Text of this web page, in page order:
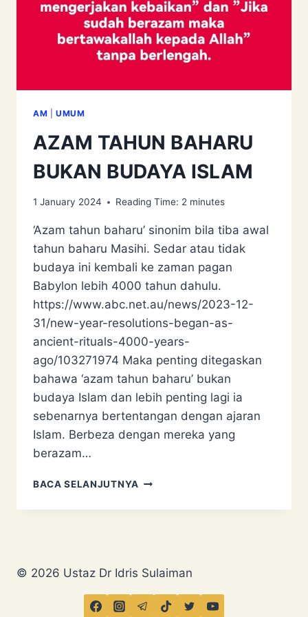
AM UMUM
AZAM TAHUN BAHARU
BUKAN BUDAYA ISLAM
1 January 2024 Reading Time: 2 minutes
‘Azam tahun baharu’ sinonim bila tiba awal
tahun baharu Masihi. Sedar atau tidak
budaya ini kembali ke zaman pagan
Babylon lebih 4000 tahun dahulu.
https://www.abc.net.au/news/2023-12-
31/new-year-resolutions-began-as-
ancient-rituals-4000-years-
ago/103271974 Maka penting ditegaskan
bahawa ‘azam tahun baharu’ bukan
budaya Islam dan lebih penting lagi ia
sebenarnya bertentangan dengan ajaran
Islam. Berbeza dengan mereka yang
berazam…
BACA SELANJUTNYA AZAM
BAHARU
© 2026 Ustaz Dr Idris Sulaiman